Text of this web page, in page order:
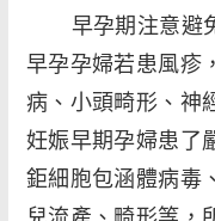
綜合
疾病
早孕期注意避免
早孕孕婦若患風疹
病、小頭畸形、神
妊娠早期孕婦患了
鉅細胞包涵體病毒